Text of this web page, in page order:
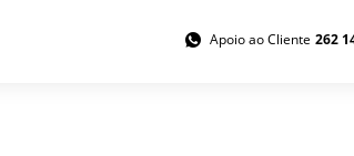
Apoio ao Cliente 262